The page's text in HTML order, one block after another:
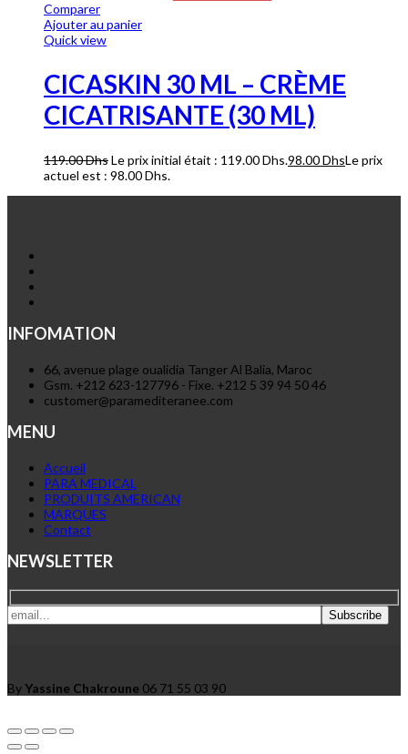
Comparer
Ajouter au panier
Quick view
CICASKIN 30 ML – CRÈME
CICATRISANTE (30 ML)
119.00DhsLe prix initial était : 119.00 Dhs.98.00DhsLe prix
actuel est : 98.00 Dhs.
INFOMATION
66, avenue plage oualidia Tanger Al Balia, Maroc
Gsm. +212 623-127796 - Fixe. +212 5 39 94 50 46
customer@paramediteranee.com
MENU
Accueil
PARA MEDICAL
PRODUITS AMERICAN
MARQUES
Contact
NEWSLETTER
By Yassine Chakroune 06 71 55 03 90